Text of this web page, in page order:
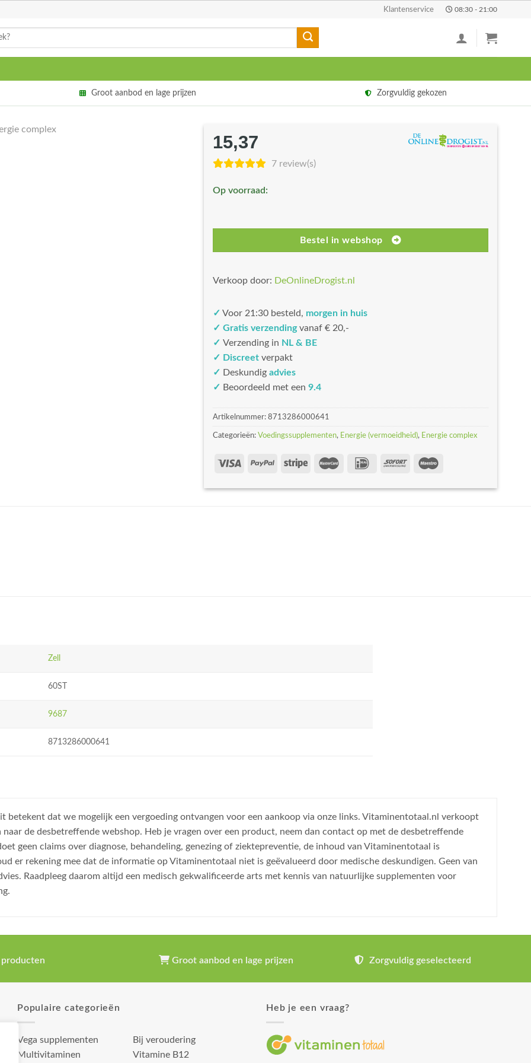
Klantenservice 08:30 - 21:00
Groot aanbod en lage prijzen Zorgvuldig gekozen
complex
15,37
7 review(s)
Op voorraad:
Bestel in webshop
Verkoop door: DeOnlineDrogist.nl
✓ Voor 21:30 besteld, morgen in huis
✓ Gratis verzendingvanaf € 20,-
✓ Verzending in NL & BE
✓ Discreet verpakt
✓ Deskundig advies
✓ Beoordeeld met een 9.4
Artikelnummer: 8713286000641
Categorieën: Voedingssupplementen, Energie (vermoeidheid), Energie complex
Zell
60ST
9687
8713286000641
dat we mogelijk een vergoeding ontvangen voor een aankoop via onze links. Vitaminentotaal.nl verkoopt
de desbetreffende webshop. Heb je vragen over een product, neem dan contact op met de desbetreffende
geen claims over diagnose, behandeling, genezing of ziektepreventie, de inhoud van Vitaminentotaal is
er rekening mee dat de informatie op Vitaminentotaal niet is geëvalueerd door medische deskundigen. Geen van
Raadpleeg daarom altijd een medisch gekwalificeerde arts met kennis van natuurlijke supplementen voor
producten Groot aanbod en lage prijzen Zorgvuldig geselecteerd
Populaire categorieën
Vega supplementen
Multivitaminen
Bij veroudering
Vitamine B12
Heb je een vraag?